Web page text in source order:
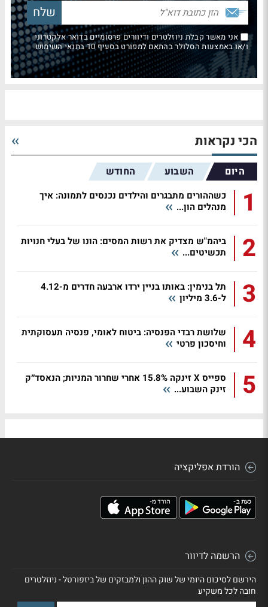
אני מאשר קבלת ניוזלטרים ודיוורים פרסומיים בדואר אלקטרוני
ו/או באמצעות הסלולר בהתאם למפורט בסעיף 10 בתנאי השימוש
הכי נקראות
היום השבוע החודש
1
כשההורים מתבגרים והילדים נכנסים לתמונה: איך
מנהלים הון...
2
ביהמ"ש מצדיק את רשות המסים: הונו של בעלי חנויות
תכשיטים...
3
תל בנימין: באותו בניין ירדו ארבעה חדרים מ-4.12
ל-3.6 מיליון
4
שלושת רבדי הפנסיה: ביטוח לאומי, פנסיה תעסוקתית
וחיסכון פרטי
5
ספייס X זינקה 15.8% אחרי שחרור המניות; הנאסד״ק
זינק השבוע...
הורדת אפליקציה
הרשמה לדיוור
הירשם לסיכום היומי של שוק ההון ולמבזקים של ביזפורטל - ניוזלטרים
חובה לכל משקיע